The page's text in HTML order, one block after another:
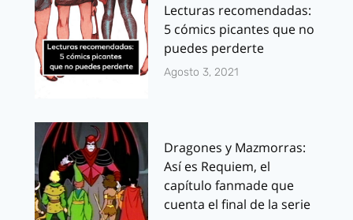
Lecturas recomendadas:
5 cómics picantes que no
puedes perderte
Agosto 3, 2021
Dragones y Mazmorras:
Así es Requiem, el
capítulo fanmade que
cuenta el final de la serie